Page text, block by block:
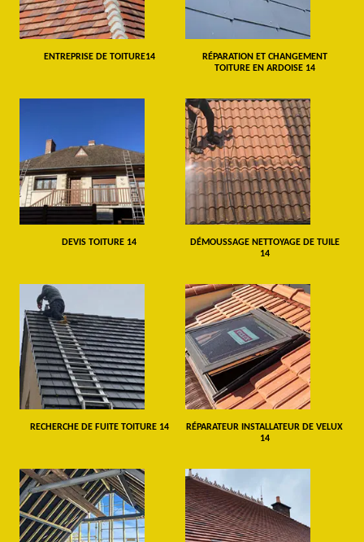
ENTREPRISE DE TOITURE14
RÉPARATION ET CHANGEMENT
TOITURE EN ARDOISE 14
DEVIS TOITURE 14
DÉMOUSSAGE NETTOYAGE DE TUILE
14
RECHERCHE DE FUITE TOITURE 14
RÉPARATEUR INSTALLATEUR DE VELUX
14